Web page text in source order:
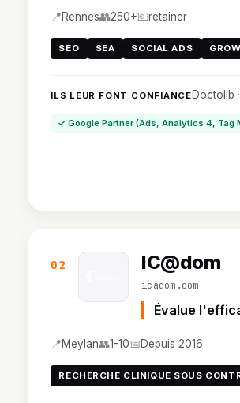
📍Rennes👥250+💶retainer
SEO SEA SOCIAL ADS
ILS LEUR FONT CONFIANCE Doctolib
✓ Google Partner (Ads, Analytics 4, Tag
02 IC@dom
icadom.com
Évalue
📍Meylan👥1-10📅Depuis 2016
RECHERCHE CLINIQUE SOUS